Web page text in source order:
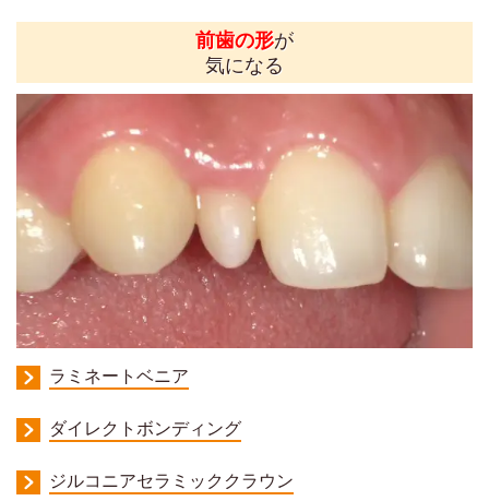
前歯の形が
気になる
ラミネートベニア
ダイレクトボンディング
ジルコニアセラミッククラウン